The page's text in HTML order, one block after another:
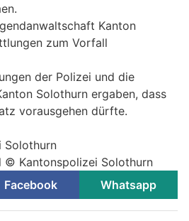
Kanton
zum Vorfall
der Polizei und die
Solothurn ergaben, dass
vorausgehen dürfte.
Solothurn
© Kantonspolizei Solothurn
Facebook Whatsapp